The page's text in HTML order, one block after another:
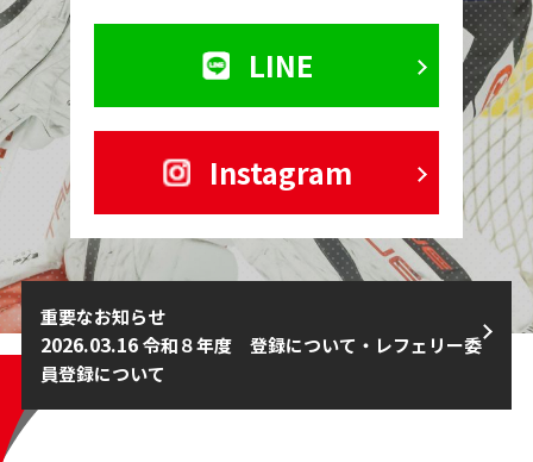
LINE
Instagram
重要なお知らせ
2026.03.16令和８年度 登録について・レフェリー委
員登録について